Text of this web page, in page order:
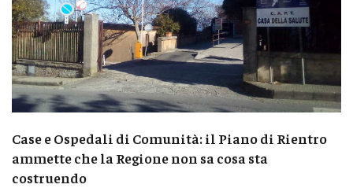
Case e Ospedali di Comunità: il Piano di Rientro
ammette che la Regione non sa cosa sta
costruendo